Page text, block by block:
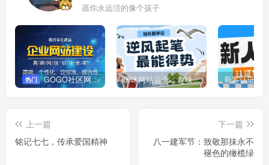
愿你永远活的像个孩子
热门 GOGO社区网站搭建(自助服务) 咪咪网站运营：趣味性悄悄飘起的成功风头 新客认证优
上一篇
铭记七七，传承爱国精神
下一篇
八一建军节：致敬那抹永不
褪色的橄榄绿